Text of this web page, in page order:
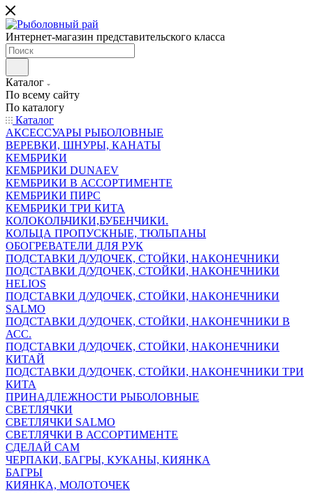
Интернет-магазин представительского класса
Каталог
По всему сайту
По каталогу
Каталог
АКСЕССУАРЫ РЫБОЛОВНЫЕ
ВЕРЕВКИ, ШНУРЫ, КАНАТЫ
КЕМБРИКИ
КЕМБРИКИ DUNAEV
КЕМБРИКИ В АССОРТИМЕНТЕ
КЕМБРИКИ ПИРС
КЕМБРИКИ ТРИ КИТА
КОЛОКОЛЬЧИКИ,БУБЕНЧИКИ.
КОЛЬЦА ПРОПУСКНЫЕ, ТЮЛЬПАНЫ
ОБОГРЕВАТЕЛИ ДЛЯ РУК
ПОДСТАВКИ Д/УДОЧЕК, СТОЙКИ, НАКОНЕЧНИКИ
ПОДСТАВКИ Д/УДОЧЕК, СТОЙКИ, НАКОНЕЧНИКИ
HELIOS
ПОДСТАВКИ Д/УДОЧЕК, СТОЙКИ, НАКОНЕЧНИКИ
SALMO
ПОДСТАВКИ Д/УДОЧЕК, СТОЙКИ, НАКОНЕЧНИКИ В
АСС.
ПОДСТАВКИ Д/УДОЧЕК, СТОЙКИ, НАКОНЕЧНИКИ
КИТАЙ
ПОДСТАВКИ Д/УДОЧЕК, СТОЙКИ, НАКОНЕЧНИКИ ТРИ
КИТА
ПРИНАДЛЕЖНОСТИ РЫБОЛОВНЫЕ
СВЕТЛЯЧКИ
СВЕТЛЯЧКИ SALMO
СВЕТЛЯЧКИ В АССОРТИМЕНТЕ
СДЕЛАЙ САМ
ЧЕРПАКИ, БАГРЫ, КУКАНЫ, КИЯНКА
БАГРЫ
КИЯНКА, МОЛОТОЧЕК